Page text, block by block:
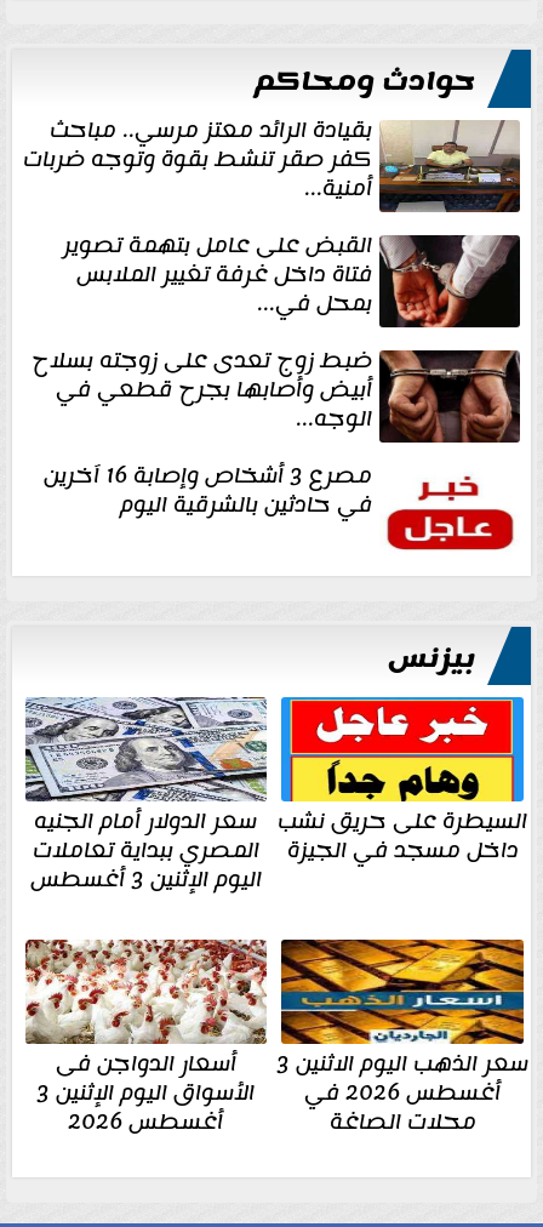
حوادث ومحاكم
بقيادة الرائد معتز مرسي.. مباحث
كفر صقر تنشط بقوة وتوجه ضربات
أمنية...
القبض على عامل بتهمة تصوير
فتاة داخل غرفة تغيير الملابس
بمحل في...
ضبط زوج تعدى على زوجته بسلاح
أبيض وأصابها بجرح قطعي في
الوجه...
مصرع 3 أشخاص وإصابة 16 آخرين
في حادثين بالشرقية اليوم
بيزنس
السيطرة على حريق نشب
داخل مسجد في الجيزة
سعر الدولار أمام الجنيه
المصري ببداية تعاملات
اليوم الإثنين 3 أغسطس
سعر الذهب اليوم الاثنين 3
أغسطس 2026 في
محلات الصاغة
أسعار الدواجن فى
الأسواق اليوم الإثنين 3
أغسطس 2026